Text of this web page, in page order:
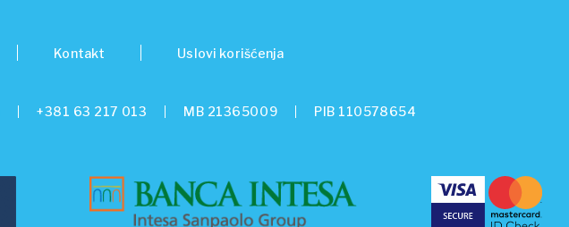
Kontakt Uslovi korišćenja
+381 63 217 013 MB 21365009 PIB 110578654